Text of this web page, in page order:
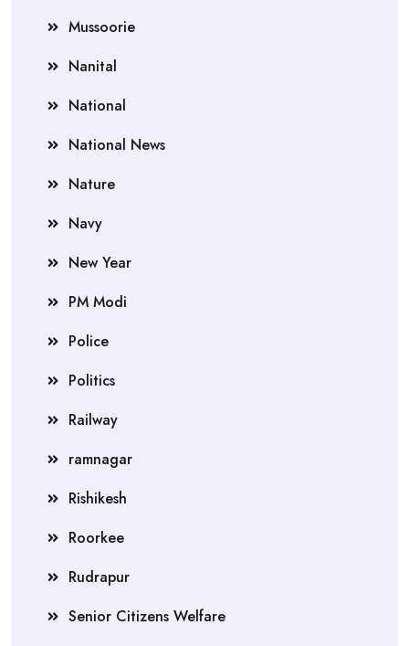
Mussoorie
Nanital
National
National News
Nature
Navy
New Year
PM Modi
Police
Politics
Railway
ramnagar
Rishikesh
Roorkee
Rudrapur
Senior Citizens Welfare